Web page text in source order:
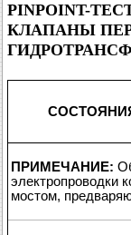
PINPOINT-
КЛАПАНЫ
ПРИМЕЧАНИЕ:
электропроводки
мостом,